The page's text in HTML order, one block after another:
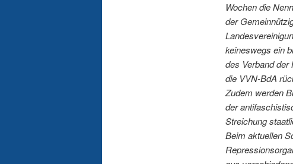
Wochen die
der
keineswegs ein
des Verband der
die VVN-BdA
Zudem werden
der
Streichung
Beim aktuellen